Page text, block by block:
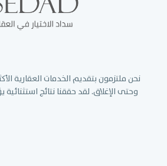
نحن ملتزمون بتقديم الخدمات العقارية
وحتى الإغلاق. لقد حققنا نتائج